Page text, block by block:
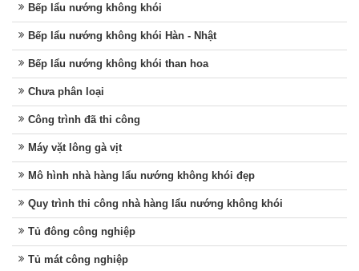
Bếp lẩu nướng không khói
Bếp lẩu nướng không khói Hàn - Nhật
Bếp lẩu nướng không khói than hoa
Chưa phân loại
Công trình đã thi công
Máy vặt lông gà vịt
Mô hình nhà hàng lẩu nướng không khói đẹp
Quy trình thi công nhà hàng lẩu nướng không khói
Tủ đông công nghiệp
Tủ mát công nghiệp